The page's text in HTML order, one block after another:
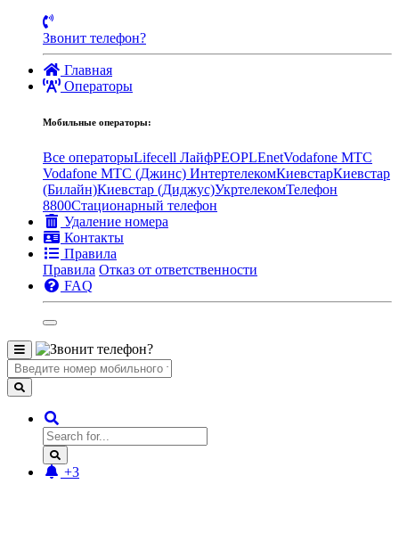
Звонит телефон?
Главная
Операторы
Мобильные операторы:
Все операторыLifecell ЛайфPEOPLEnetVodafone MTC
Vodafone МТС (Джинс) ИнтертелекомКиевстарКиевстар
(Билайн)Киевстар (Диджус)УкртелекомТелефон
8800Стационарный телефон
Удаление номера
Контакты
Правила
Правила Отказ от ответственности
FAQ
+3